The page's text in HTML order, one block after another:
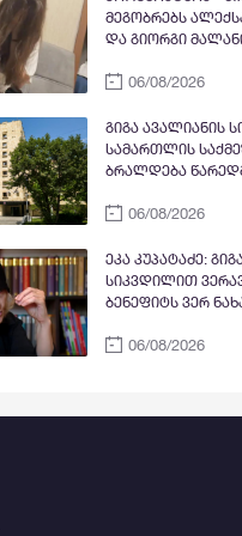
ნანული
მთლიანობის
მეგობრებს
და გიორგი
გიგა ავალიანი
ალექსანდრე
დასხმოდა გიგა
06/08/2026
გიგა ავალიანის
სამართლის
ბრალდება
06/08/2026
ეკა კუპატაძე:
სიკვდილით
ბენეფიტს ვერ
06/08/2026